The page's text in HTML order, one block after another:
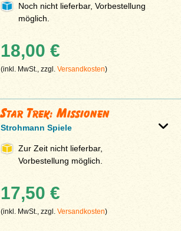
Noch nicht lieferbar, Vorbestellung
möglich.
18,00 €
(inkl. MwSt., zzgl.Versandkosten)
Star Trek: Missionen
Strohmann Spiele
Zur Zeit nicht lieferbar,
Vorbestellung möglich.
17,50 €
(inkl. MwSt., zzgl.Versandkosten)